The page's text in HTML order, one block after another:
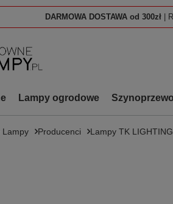
DARMOWA DOSTAWA od 300zł |
Lampy ogrodowe
Lampy Producenci Lampy TK LIGHTING